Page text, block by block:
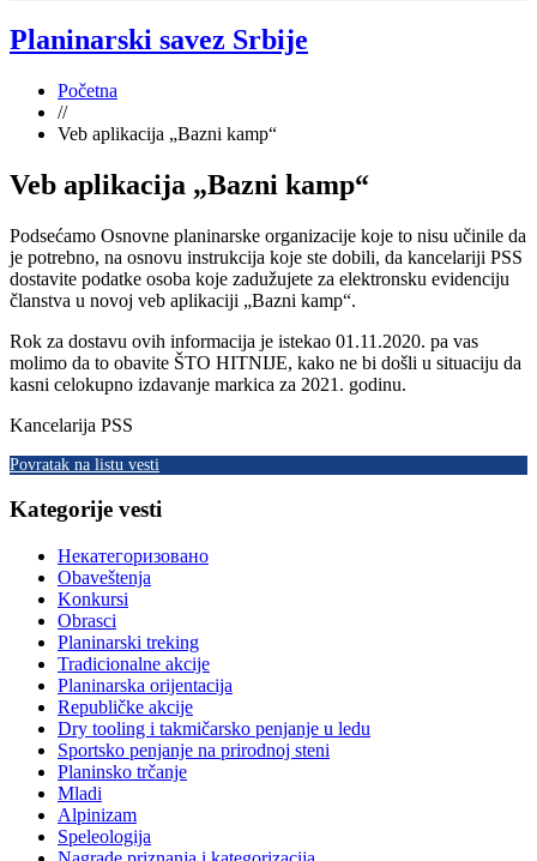
Planinarski savez Srbije
Početna
//
Veb aplikacija „Bazni kamp“
Veb aplikacija „Bazni kamp“
Podsećamo Osnovne planinarske organizacije koje to nisu učinile da
je potrebno, na osnovu instrukcija koje ste dobili, da kancelariji PSS
dostavite podatke osoba koje zadužujete za elektronsku evidenciju
članstva u novoj veb aplikaciji „Bazni kamp“.
Rok za dostavu ovih informacija je istekao 01.11.2020. pa vas
molimo da to obavite ŠTO HITNIJE, kako ne bi došli u situaciju da
kasni celokupno izdavanje markica za 2021. godinu.
Kancelarija PSS
Povratak na listu vesti
Kategorije vesti
Некатегоризовано
Obaveštenja
Konkursi
Obrasci
Planinarski treking
Tradicionalne akcije
Planinarska orijentacija
Republičke akcije
Dry tooling i takmičarsko penjanje u ledu
Sportsko penjanje na prirodnoj steni
Planinsko trčanje
Mladi
Alpinizam
Speleologija